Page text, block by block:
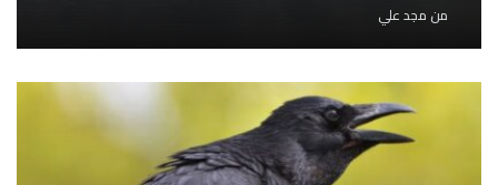
من مجد علي